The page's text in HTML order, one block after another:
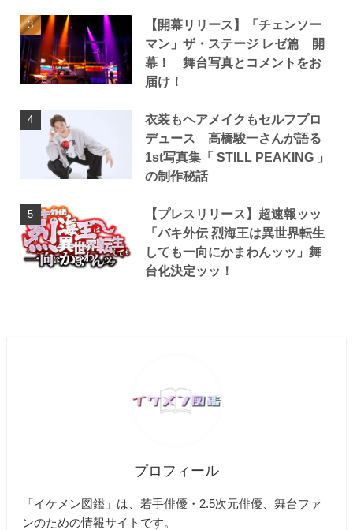
【開幕リリース】「チェンソー
マン」ザ・ステージ レゼ篇 開
幕！ 舞台写真とコメントをお
届け！
衣装もヘアメイクもセルフプロ
デュース 高橋駿一さんが語る
1st写真集「 STILL PEAKING 」
の制作秘話
【プレスリリース】超速報ッッ
「バキ外伝 烈海王は異世界転生
しても一向にかまわんッッ」舞
台化決定ッッ！
プロフィール
「イケメン図鑑」は、若手俳優・2.5次元俳優、舞台ファ
ンのための情報サイトです。